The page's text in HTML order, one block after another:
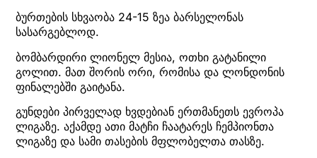
ბურთების სხვაობა 24-15 ზეა ბარსელონას
სასარგებლოდ.
ბომბარდირი ლიონელ მესია, ოთხი გატანილი
გოლით. მათ შორის ორი, რომისა და ლონდონის
ფინალებში გაიტანა.
გუნდები პირველად ხვდებიან ერთმანეთს ევროპა
ლიგაზე. აქამდე ათი მატჩი ჩაატარეს ჩემპიონთა
ლიგაზე და სამი თასების მფლობელთა თასზე.